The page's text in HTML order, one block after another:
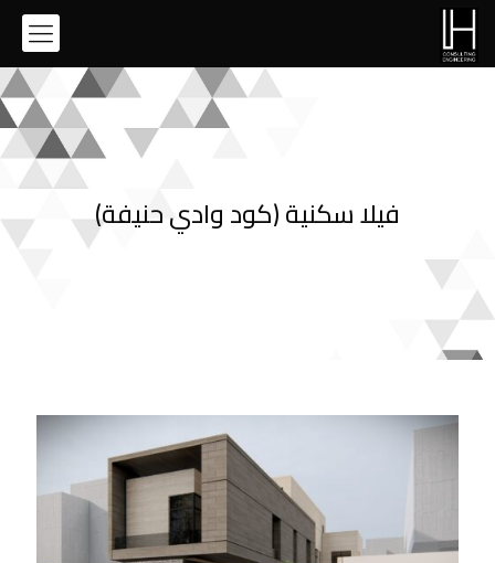
فيلا سكنية (كود وادي حنيفة)